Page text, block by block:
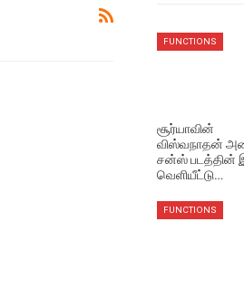
FUNCTIONS
சூர்யாவின்
விஸ்வநாதன்
சன்ஸ் படத்தின்
வெளியீட்டு…
FUNCTIONS
EVENTS VIDEOS
EVENTS VIDEOS
முதல்வர் விஜய் செய்தது
சரியா தவறா ? மக்களின்